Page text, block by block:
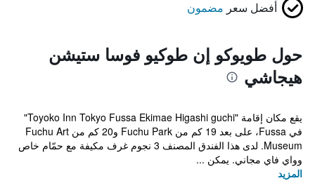
أفضل سعر مضمون
حول طويوكو إن طوكيو فوسا ستيشن
هيجاشي
يقع مكان إقامة "Toyoko Inn Tokyo Fussa Ekimae Higashi guchi"
في Fussa، على بعد 19 كم من Fuchu Park و20 كم من Fuchu Art
Museum. لدى هذا الفندق المصنف 3 نجوم غرف مكيفة مع حمّام خاص
وواي فاي مجاني. يمكن ...
المزيد